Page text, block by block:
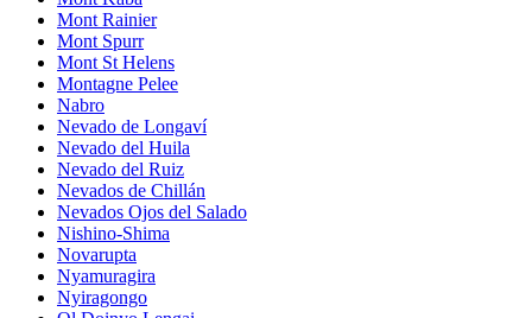
Mont Rainier
Mont Spurr
Mont St Helens
Montagne Pelee
Nabro
Nevado de Longaví
Nevado del Huila
Nevado del Ruiz
Nevados de Chillán
Nevados Ojos del Salado
Nishino-Shima
Novarupta
Nyamuragira
Nyiragongo